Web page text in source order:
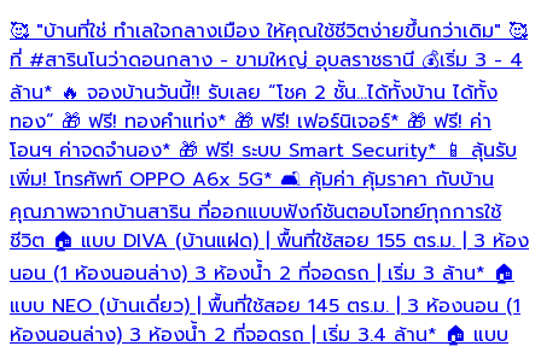
🥰 "บ้านที่ใช่ ทำเลใจกลางเมือง ให้คุณใช้ชีวิตง่ายขึ้นกว่าเดิม" 🥰
ที่#สารินโนว่าดอนกลาง- ขามใหญ่ อุบลราชธานี 💰เริ่ม 3 - 4
ล้าน* 🔥 จองบ้านวันนี้!! รับเลย “โชค 2 ชั้น…ได้ทั้งบ้าน ได้ทั้ง
ทอง” 🎁 ฟรี! ทองคำแท่ง* 🎁 ฟรี! เฟอร์นิเจอร์* 🎁 ฟรี! ค่า
โอนฯ ค่าจดจำนอง* 🎁 ฟรี! ระบบ Smart Security* 📱 ลุ้นรับ
เพิ่ม! โทรศัพท์ OPPO A6x 5G* 🛋️ คุ้มค่า คุ้มราคา กับบ้าน
คุณภาพจากบ้านสาริน ที่ออกแบบฟังก์ชันตอบโจทย์ทุกการใช้
ชีวิต 🏠 แบบ DIVA (บ้านแฝด) | พื้นที่ใช้สอย 155 ตร.ม. | 3 ห้อง
นอน (1 ห้องนอนล่าง) 3 ห้องน้ำ 2 ที่จอดรถ | เริ่ม 3 ล้าน* 🏠
แบบ NEO (บ้านเดี่ยว) | พื้นที่ใช้สอย 145 ตร.ม. | 3 ห้องนอน (1
ห้องนอนล่าง) 3 ห้องน้ำ 2 ที่จอดรถ | เริ่ม 3.4 ล้าน* 🏠 แบบ